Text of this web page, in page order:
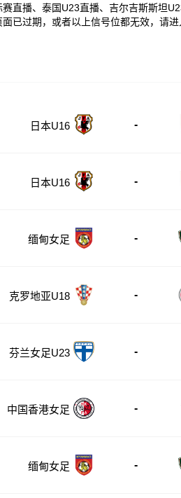
直播、泰国U23直播、吉尔吉斯斯坦
已过期，或者以上信号位都无效，请进
日本U16 -
日本U16 -
缅甸女足 -
克罗地亚U18 -
芬兰女足U23 -
中国香港女足 -
缅甸女足 -